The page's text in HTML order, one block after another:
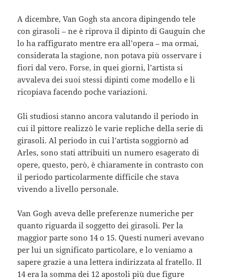
A dicembre, Van Gogh sta ancora dipingendo tele
con girasoli – ne è riprova il dipinto di Gauguin che
lo ha raffigurato mentre era all’opera – ma ormai,
considerata la stagione, non potava più osservare i
fiori dal vero. Forse, in quei giorni, l’artista si
avvaleva dei suoi stessi dipinti come modello e li
ricopiava facendo poche variazioni.
Gli studiosi stanno ancora valutando il periodo in
cui il pittore realizzò le varie repliche della serie di
girasoli. Al periodo in cui l’artista soggiornò ad
Arles, sono stati attribuiti un numero esagerato di
opere, questo, però, è chiaramente in contrasto con
il periodo particolarmente difficile che stava
vivendo a livello personale.
Van Gogh aveva delle preferenze numeriche per
quanto riguarda il soggetto dei girasoli. Per la
maggior parte sono 14 o 15. Questi numeri avevano
per lui un significato particolare, e lo veniamo a
sapere grazie a una lettera indirizzata al fratello. Il
14 era la somma dei 12 apostoli più due figure